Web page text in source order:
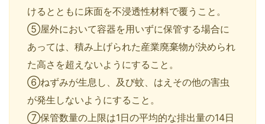
けるとともに床面を不浸透性材料で覆うこと。
⑤屋外において容器を用いずに保管する場合に
あっては、積み上げられた産業廃棄物が決められ
た高さを超えないようにすること。
⑥ねずみが生息し、及び蚊、はえその他の害虫
が発生しないようにすること。
⑦保管数量の上限は1日の平均的な排出量の14日